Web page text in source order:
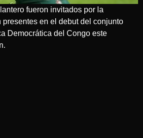
fueron invitados por la
presentes en el debut del conjunto
Democrática del Congo este